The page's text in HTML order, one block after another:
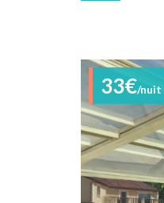
33€/nuit